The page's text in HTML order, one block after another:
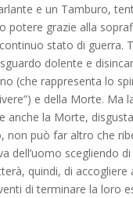
e un Tamburo,
potere grazie alla
stato di guerra.
dolente e
(che rappresenta lo
e della Morte. Ma
anche la Morte,
non può far altro che
dell’uomo scegliendo
quindi, di accogliere
di terminare la loro